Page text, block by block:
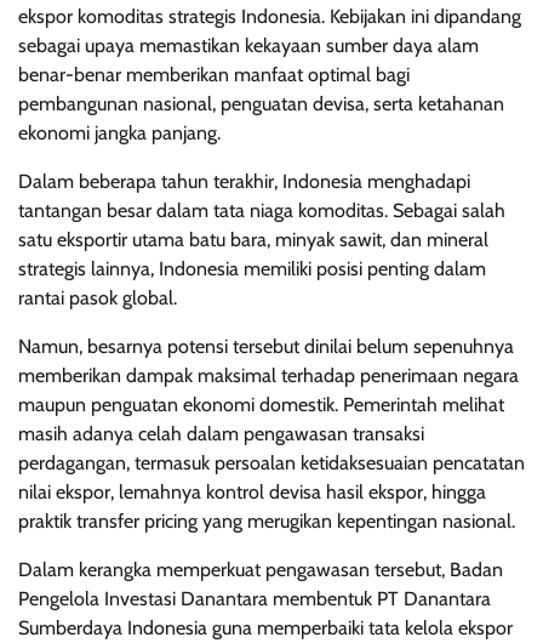
ekspor komoditas strategis Indonesia. Kebijakan ini dipandang
sebagai upaya memastikan kekayaan sumber daya alam
benar-benar memberikan manfaat optimal bagi
pembangunan nasional, penguatan devisa, serta ketahanan
ekonomi jangka panjang.
Dalam beberapa tahun terakhir, Indonesia menghadapi
tantangan besar dalam tata niaga komoditas. Sebagai salah
satu eksportir utama batu bara, minyak sawit, dan mineral
strategis lainnya, Indonesia memiliki posisi penting dalam
rantai pasok global.
Namun, besarnya potensi tersebut dinilai belum sepenuhnya
memberikan dampak maksimal terhadap penerimaan negara
maupun penguatan ekonomi domestik. Pemerintah melihat
masih adanya celah dalam pengawasan transaksi
perdagangan, termasuk persoalan ketidaksesuaian pencatatan
nilai ekspor, lemahnya kontrol devisa hasil ekspor, hingga
praktik transfer pricing yang merugikan kepentingan nasional.
Dalam kerangka memperkuat pengawasan tersebut, Badan
Pengelola Investasi Danantara membentuk PT Danantara
Sumberdaya Indonesia guna memperbaiki tata kelola ekspor